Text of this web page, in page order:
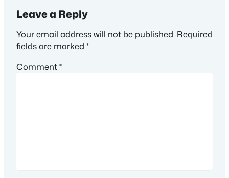
Leave a Reply
Your email address will not be published. Required
fields are marked *
Comment*